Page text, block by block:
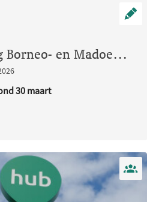
Rioolvervanging Borneo- en Madoerastraat
30 maart